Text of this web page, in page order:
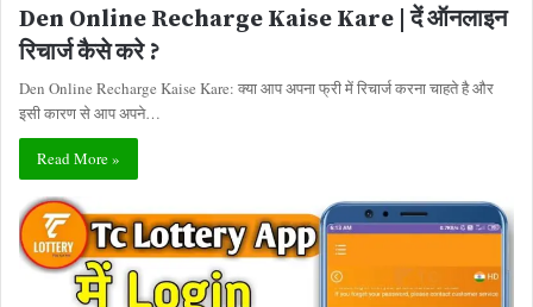
Den Online Recharge Kaise Kare | दें ऑनलाइन
रिचार्ज कैसे करे ?
Den Online Recharge Kaise Kare: क्या आप अपना फ्री में रिचार्ज करना चाहते है और
इसी कारण से आप अपने…
Read More »